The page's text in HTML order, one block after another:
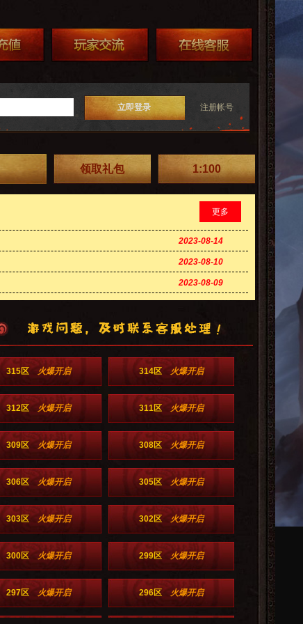
立即登录 注册帐号
领取礼包 1:100
更多
2023-08-14
2023-08-10
2023-08-09
315区 火爆开启 314区 火爆开启
312区 火爆开启 311区 火爆开启
309区 火爆开启 308区 火爆开启
306区 火爆开启 305区 火爆开启
303区 火爆开启 302区 火爆开启
300区 火爆开启 299区 火爆开启
297区 火爆开启 296区 火爆开启